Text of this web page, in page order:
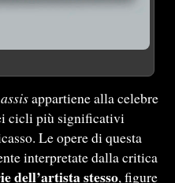
appartiene alla celebre
cicli più significativi
Le opere di questa
interpretate dalla critica
dell’artista stesso, figure